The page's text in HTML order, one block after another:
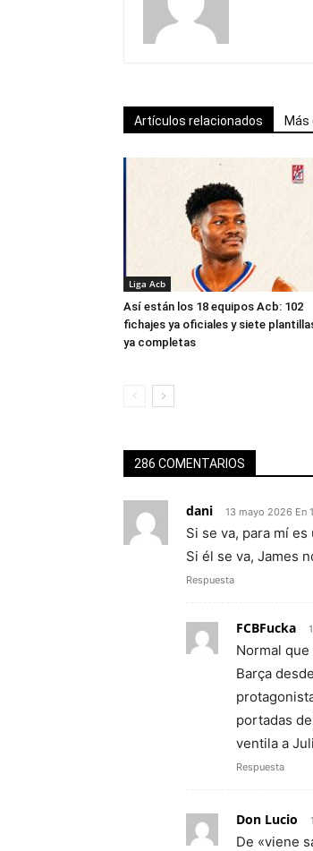
Artículos relacionados Más
Liga Acb
Así están los 18 equipos Acb: 102
fichajes ya oficiales y siete
ya completas
286 COMENTARIOS
dani 13 mayo 2026 En
Si se va, para mí
Si él se va, James
Respuesta
FCBFucka
Normal
Barça
portadas
ventila a
Respuesta
Don Lucio
De «viene